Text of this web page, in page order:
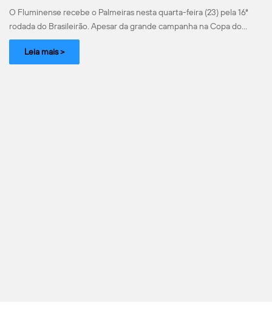
O Fluminense recebe o Palmeiras nesta quarta-feira (23) pela 16ª
rodada do Brasileirão. Apesar da grande campanha na Copa do…
Leia mais >